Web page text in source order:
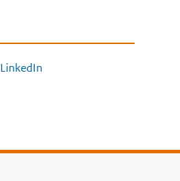
LinkedIn